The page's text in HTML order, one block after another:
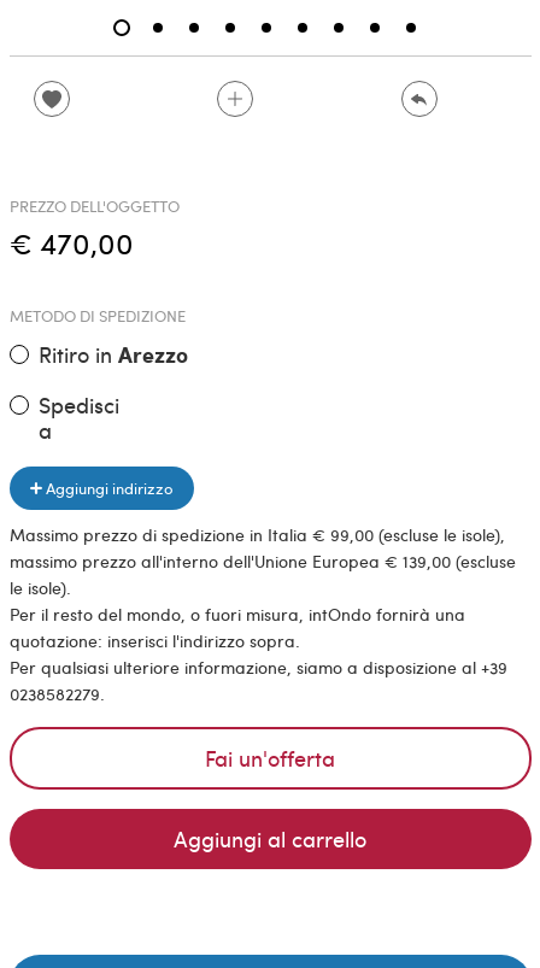
PREZZO DELL'OGGETTO
€ 470,00
METODO DI SPEDIZIONE
Ritiro in Arezzo
Spedisci
a
Aggiungi indirizzo
Massimo prezzo di spedizione in Italia € 99,00 (escluse le isole),
massimo prezzo all'interno dell'Unione Europea € 139,00 (escluse
le isole).
Per il resto del mondo, o fuori misura, intOndo fornirà una
quotazione: inserisci l'indirizzo sopra.
Per qualsiasi ulteriore informazione, siamo a disposizione al +39
0238582279.
Fai un'offerta
Aggiungi al carrello